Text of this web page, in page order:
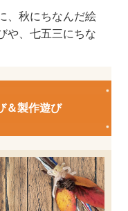
、秋にちなんだ絵
や、七五三にちな
＆製作遊び